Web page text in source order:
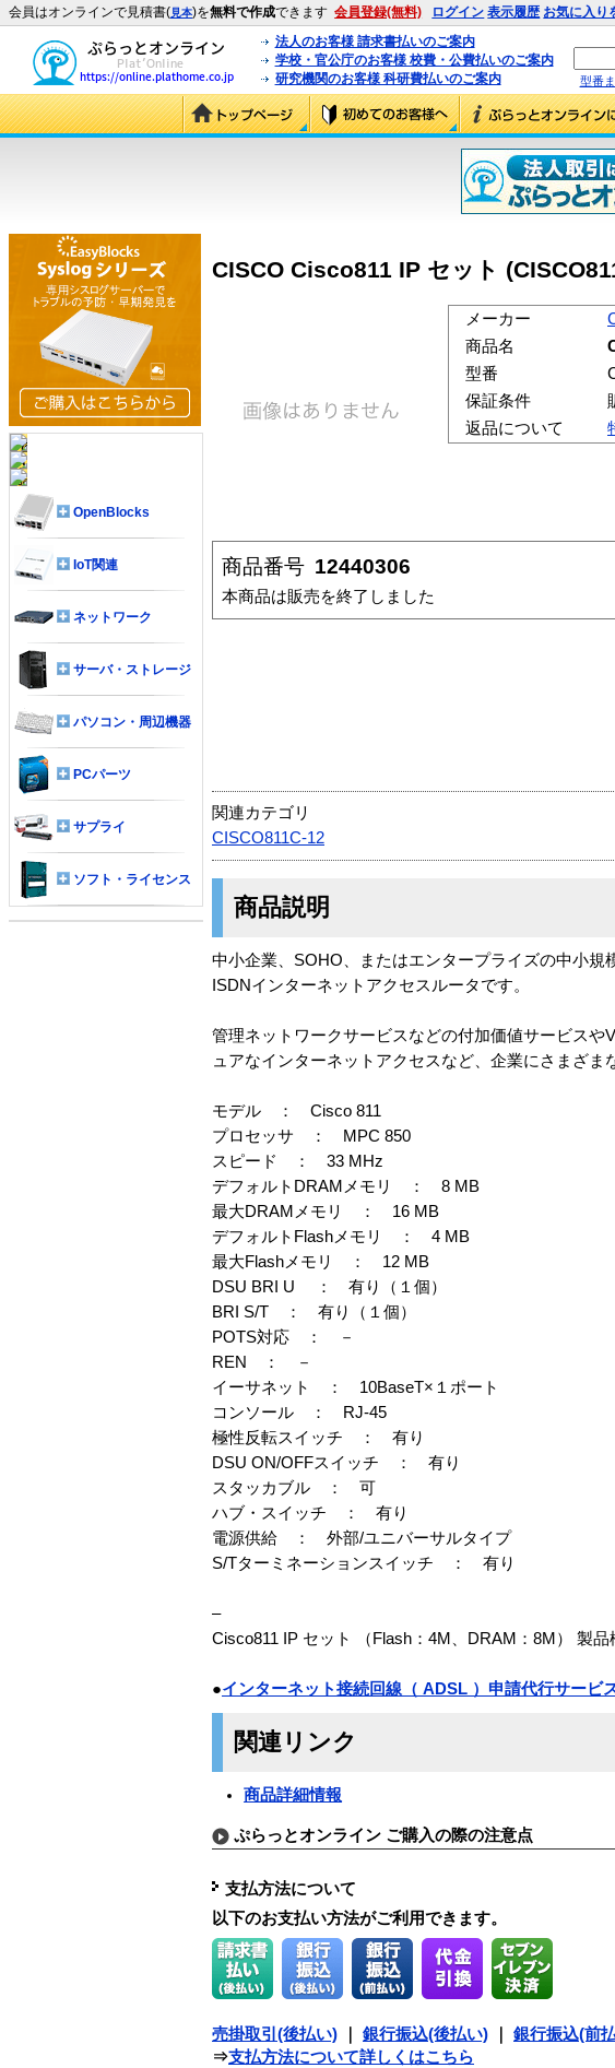
会員はオンラインで見積書(見本)を無料で作成できます 会員登録(無料) ログイン 表示履歴 お気に入り
法人のお客様 請求書払いのご案内
学校・官公庁のお客様 校費・公費払いのご案内
研究機関のお客様 科研費払いのご案内
型番
CISCO Cisco811 IP セット
メーカー
商品名
型番
保証条件
返品について
商品番号 12440306
本商品は販売を終了しました
関連カテゴリ
CISCO811C-12
商品説明
中小企業、SOHO、またはエンタープライズの中小
ISDNインターネットアクセスルータです。
管理ネットワークサービスなどの付加価値サービス
ュアなインターネットアクセスなど、企業にさまざま
モデル ： Cisco 811
プロセッサ ： MPC 850
スピード ： 33 MHz
デフォルトDRAMメモリ ： 8 MB
最大DRAMメモリ ： 16 MB
デフォルトFlashメモリ ： 4 MB
最大Flashメモリ ： 12 MB
DSU BRI U ： 有り（１個）
BRI S/T ： 有り（１個）
POTS対応 ： －
REN ： －
イーサネット ： 10BaseT×１ポート
コンソール ： RJ‐45
極性反転スイッチ ： 有り
DSU ON/OFFスイッチ ： 有り
スタッカブル ： 可
ハブ・スイッチ ： 有り
電源供給 ： 外部/ユニバーサルタイプ
S/Tターミネーションスイッチ ： 有り
–
Cisco811 IP セット （Flash：4M、DRAM：8M） 製
●インターネット接続回線（ ADSL ）申請代行サービ
関連リンク
商品詳細情報
ぷらっとオンライン ご購入の際の注意点
支払方法について
以下のお支払い方法がご利用できます。
売掛取引(後払い) 銀行振込(後払い) 銀行振込(前
⇒支払方法について詳しくはこちら
OpenBlocks
IoT関連
ネットワーク
サーバ・ストレージ
パソコン・周辺機器
PCパーツ
サプライ
ソフト・ライセンス